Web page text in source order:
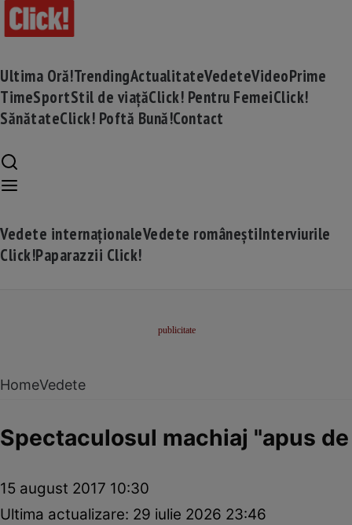
Ultima Oră!TrendingActualitateVedeteVideoPrime
TimeSportStil de viațăClick! Pentru FemeiClick!
SănătateClick! Poftă Bună!Contact
Vedete internaționaleVedete româneștiInterviurile
Click!Paparazzii Click!
HomeVedete
Spectaculosul machiaj "apus
15 august 2017 10:30
Ultima actualizare: 29 iulie 2026 23:46